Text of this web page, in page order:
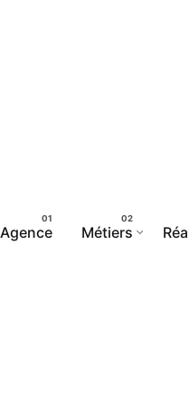
Agence Métiers